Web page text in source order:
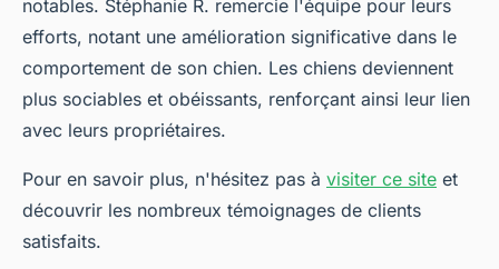
notables. Stéphanie R. remercie l'équipe pour leurs
efforts, notant une amélioration significative dans le
comportement de son chien. Les chiens deviennent
plus sociables et obéissants, renforçant ainsi leur lien
avec leurs propriétaires.
Pour en savoir plus, n'hésitez pas à visiter ce site et
découvrir les nombreux témoignages de clients
satisfaits.